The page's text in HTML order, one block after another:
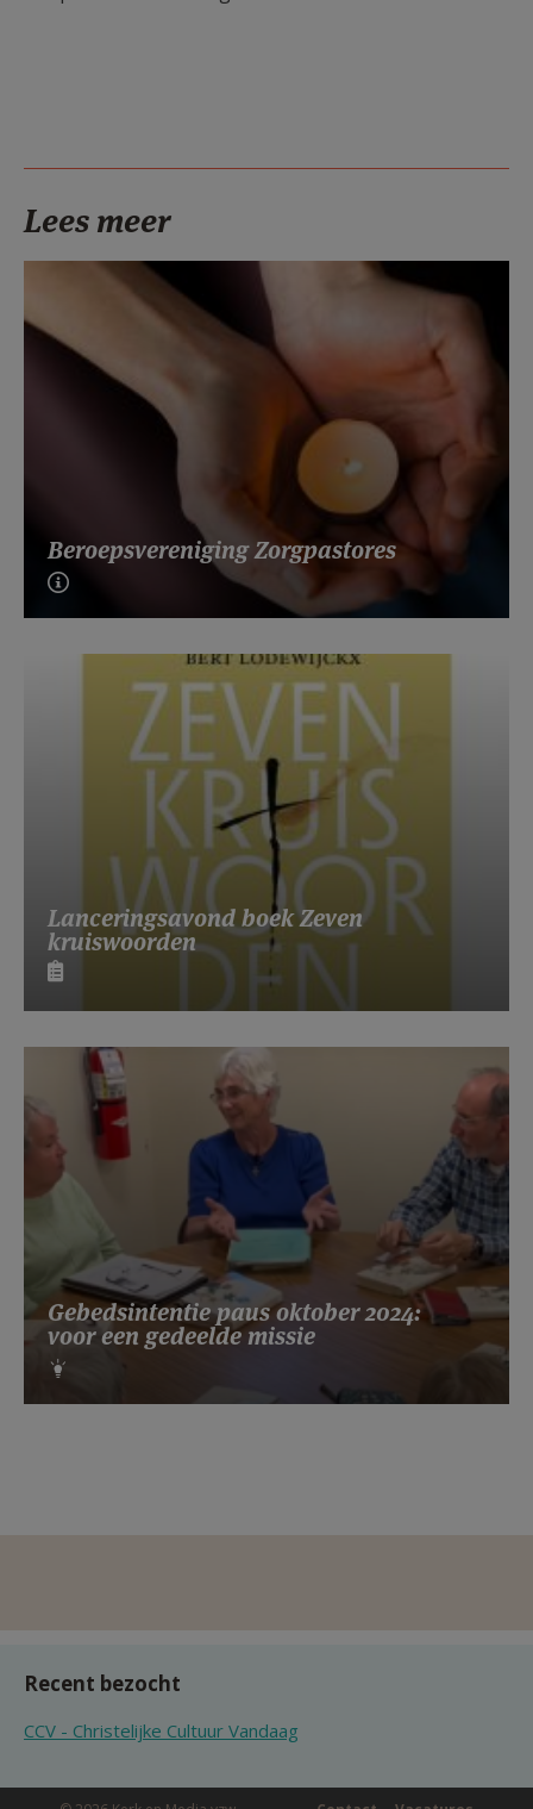
Lees meer
Beroepsvereniging Zorgpastores
Lanceringsavond boek Zeven
kruiswoorden
Gebedsintentie paus oktober 2024:
voor een gedeelde missie
Recent bezocht
CCV - Christelijke Cultuur Vandaag